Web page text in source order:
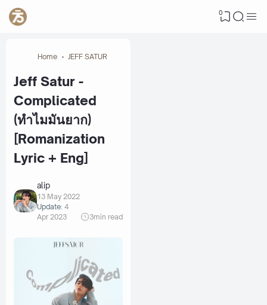
0
Home JEFF SATUR
Jeff Satur -
Complicated
(ทำไมมันยาก)
[Romanization
Lyric + Eng]
alip
13 May 2022
Update: 4
Apr 2023
3min read